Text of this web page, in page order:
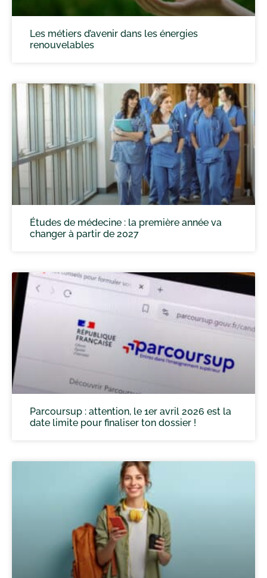
Les métiers d’avenir dans les énergies
renouvelables
Études de médecine : la première année va
changer à partir de 2027
Parcoursup : attention, le 1er avril 2026 est la
date limite pour finaliser ton dossier !